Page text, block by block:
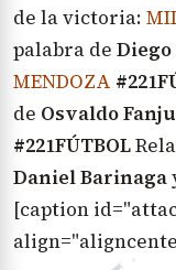
de la victoria:
palabra de
MENDOZA
de Osvaldo
#221FÚTBOL
Daniel Barinaga
[caption